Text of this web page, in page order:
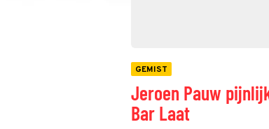
GEMIST
Jeroen Pauw
Bar Laat